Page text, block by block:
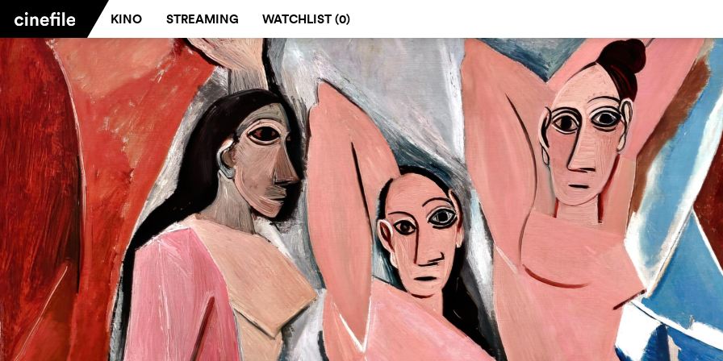
KINO STREAMING WATCHLIST (0)